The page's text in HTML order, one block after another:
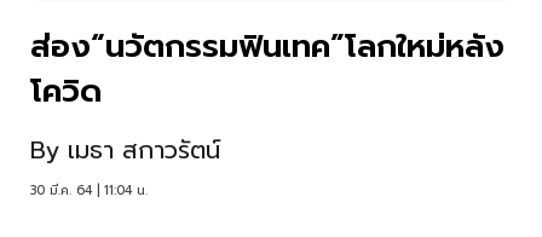
ส่อง“นวัตกรรมฟินเทค”โลกใหม่หลัง
โควิด
By เมธา สกาวรัตน์
30 มี.ค. 64 | 11:04 น.